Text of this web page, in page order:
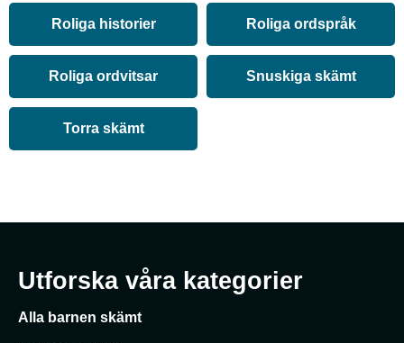
Roliga historier Roliga ordspråk
Roliga ordvitsar Snuskiga skämt
Torra skämt
Utforska våra kategorier
Alla barnen skämt